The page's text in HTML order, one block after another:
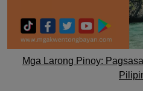
Mga Larong Pinoy: